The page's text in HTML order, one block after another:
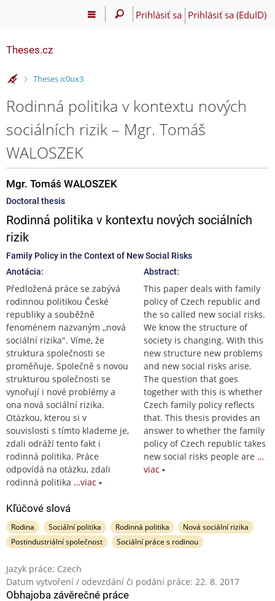
Prihlásiť sa Prihlásiť sa (EduID)
Theses.cz
>
Theses ic0ux3
Rodinná politika v kontextu nových
sociálních rizik – Mgr. Tomáš
WALOSZEK
Mgr. Tomáš WALOSZEK
Doctoral thesis
Rodinná politika v kontextu nových sociálních
rizik
Family Policy in the Context of New Social Risks
Anotácia:
Předložená práce se zabývá
rodinnou politikou České
republiky a souběžně
fenoménem nazvaným ,,nová
sociální rizika". Víme, že
struktura společnosti se
proměňuje. Společně s novou
strukturou společnosti se
vynořují i nové problémy a
ona nová sociální rizika.
Otázkou, kterou si v
souvislosti s tímto klademe je,
zdali odráží tento fakt i
rodinná politika. Práce
odpovídá na otázku, zdali
rodinná politika …viac
Abstract:
This paper deals with family
policy of Czech republic and
the so called new social risks.
We know the structure of
society is changing. With this
new structure new problems
and new social risks arise.
The question that goes
together with this is whether
Czech family policy reflects
that. This thesis provides an
answer to whether the family
policy of Czech republic takes
new social risks people are …
viac
Kľúčové slová
Rodina Sociální politika Rodinná politika
Nová sociální rizika
Postindustriální společnost
Sociální práce s rodinou
Jazyk práce: Czech
Datum vytvoření / odevzdání či podání práce: 22. 8. 2017
Obhajoba závěrečné práce